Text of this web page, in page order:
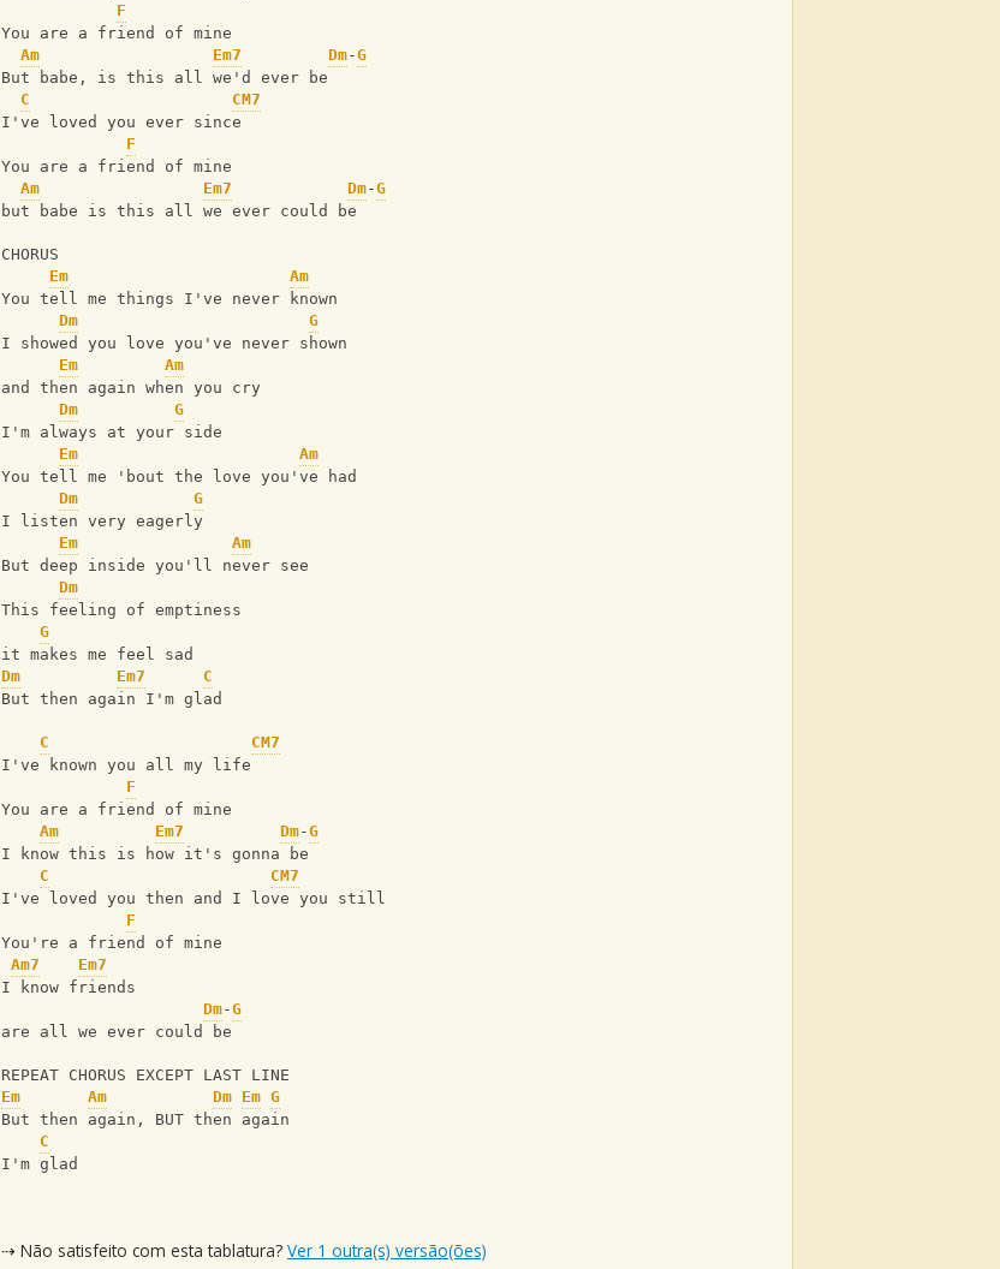
F
You are a friend of mine
Am
Em7 Dm-G
But babe, is this all we'd ever be
C
CM7
I've loved you ever since
F
You are a friend of mine
Am
Em7 Dm-G
but babe is this all we ever could be
CHORUS
Em
Am
You tell me things I've never known
Dm
G
I showed you love you've never shown
Em
Am
and then again when you cry
Dm
G
I'm always at your side
Em
Am
You tell me 'bout the love you've had
Dm
G
I listen very eagerly
Em
Am
But deep inside you'll never see
Dm
This feeling of emptiness
G
it makes me feel sad
Dm
Em7
C
But then again I'm glad
C
CM7
I've known you all my life
F
You are a friend of mine
Am
Em7 Dm-G
I know this is how it's gonna be
C
CM7
I've loved you then and I love you still
F
You're a friend of mine
Am7
Em7
I know friends
Dm-G
are all we ever could be
REPEAT CHORUS EXCEPT LAST LINE
Em
Am Dm Em G
But then again, BUT then again
C
I'm glad
⇢ Não satisfeito com esta tablatura? Ver 1 outra(s) versão(ões)